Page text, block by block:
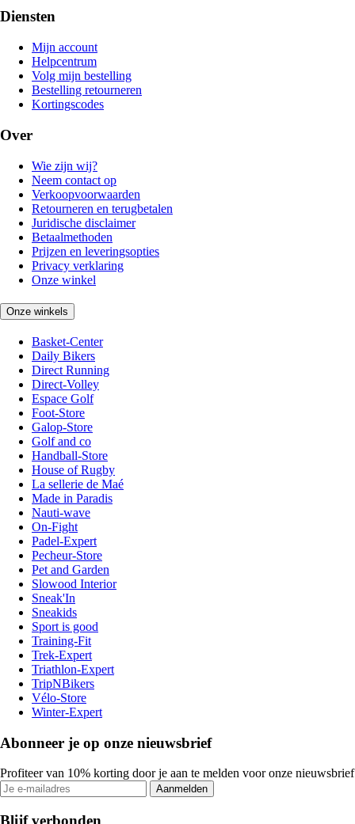
Diensten
Mijn account
Helpcentrum
Volg mijn bestelling
Bestelling retourneren
Kortingscodes
Over
Wie zijn wij?
Neem contact op
Verkoopvoorwaarden
Retourneren en terugbetalen
Juridische disclaimer
Betaalmethoden
Prijzen en leveringsopties
Privacy verklaring
Onze winkel
Onze winkels
Basket-Center
Daily Bikers
Direct Running
Direct-Volley
Espace Golf
Foot-Store
Galop-Store
Golf and co
Handball-Store
House of Rugby
La sellerie de Maé
Made in Paradis
Nauti-wave
On-Fight
Padel-Expert
Pecheur-Store
Pet and Garden
Slowood Interior
Sneak'In
Sneakids
Sport is good
Training-Fit
Trek-Expert
Triathlon-Expert
TripNBikers
Vélo-Store
Winter-Expert
Abonneer je op onze nieuwsbrief
Profiteer van 10% korting door je aan te melden voor onze nieuwsbrief
Aanmelden
Blijf verbonden